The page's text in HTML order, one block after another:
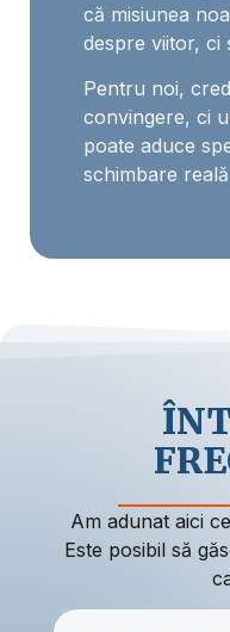
că misiunea
despre viitor, ci
Pentru noi,
convingere, ci
poate aduce
schimbare
Am adunat aici
Este posibil să